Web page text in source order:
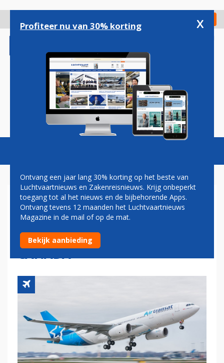
gaan
Check in
Magazine Podcasts Vacatures
AANDEELHOUDERS AIR
TRANSAT BEKRACHTIGEN
OVERNAME DOOR AIR
CANADA
Profiteer nu van 30% korting x
Ontvang een jaar lang 30% korting op het beste van
Luchtvaartnieuws en Zakenreisnieuws. Krijg onbeperkt
toegang tot al het nieuws en de bijbehorende Apps.
Ontvang tevens 12 maanden het Luchtvaartnieuws
Magazine in de mail of op de mat.
Bekijk aanbieding